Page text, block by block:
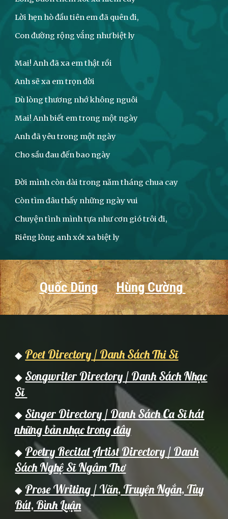
Lời hẹn hò đầu tiên em đã quên đi,
Con đường rộng vắng như biệt ly
Mai! Anh đã xa em thật rồi
Anh sẽ xa em trọn đời
Dù lòng thương nhớ không nguôi
Mai! Anh biết em trong một ngày
Anh đã yêu trong một ngày
Cho sầu đau đến bao ngày
Đời mình còn dài trong năm tháng chua cay
Còn tìm đâu thấy những ngày vui
Chuyện tình mình tựa như cơn gió trôi đi,
Riêng lòng anh xót xa biệt ly
Quốc Dũng Hùng Cường
◆ Poet Directory / Danh Sách Thi Sĩ
◆ Songwriter Directory / Danh Sách Nhạc
Sĩ
◆ Singer Directory / Danh Sách Ca Sĩ hát
những bản nhạc trong đây
◆ Poetry Recital Artist Directory / Danh
Sách Nghệ Sĩ Ngâm Thơ
◆ Prose Writing / Văn, Truyện Ngắn, Tùy
Bút, Bình Luận